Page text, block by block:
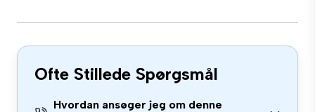
Ofte Stillede Spørgsmål
Hvordan ansøger jeg om denne